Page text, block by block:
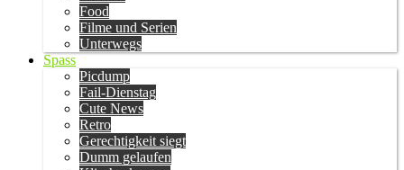
Food
Filme und Serien
Unterwegs
Spass
Picdump
Fail-Dienstag
Cute News
Retro
Gerechtigkeit siegt
Dumm gelaufen